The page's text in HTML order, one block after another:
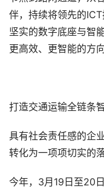
伴，持续将领先的
坚实的数字底座与智
更高效、更智能的方向
打造交通运输全链条
具有社会责任感的企
转化为一项项切实的
今年，3月19日至20